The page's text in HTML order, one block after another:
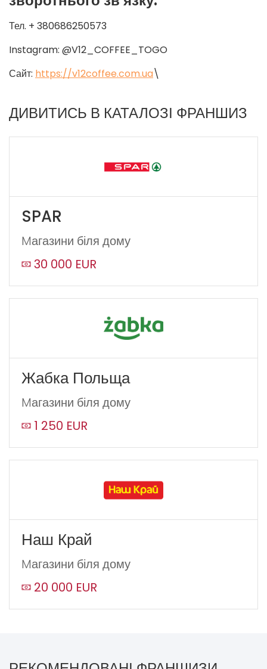
Тел. + 380686250573
Instagram: @V12_COFFEE_TOGO
Сайт: https://v12coffee.com.ua\
ДИВИТИСЬ В КАТАЛОЗІ ФРАНШИЗ
SPAR
Mагазини біля дому
30 000 EUR
Жабка Польща
Mагазини біля дому
1 250 EUR
Наш Край
Mагазини біля дому
20 000 EUR